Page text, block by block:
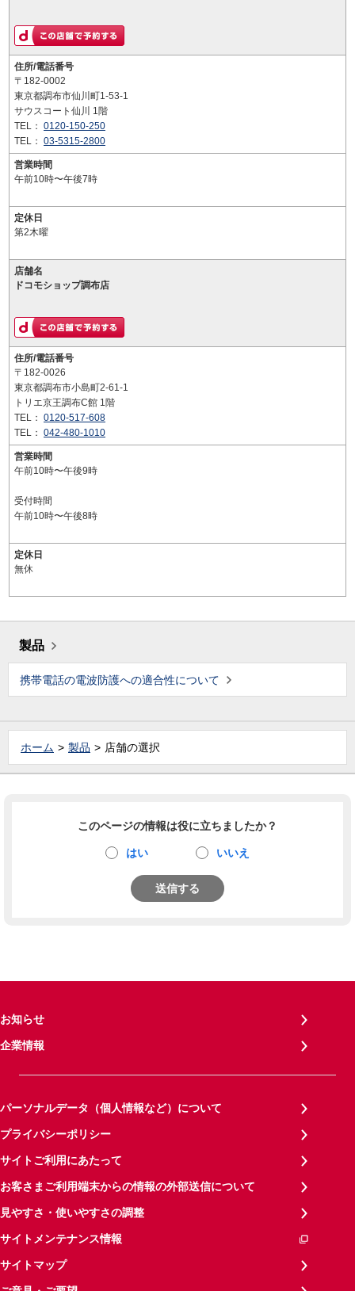
住所/電話番号
〒182-0002
東京都調布市仙川町1-53-1
サウスコート仙川 1階
TEL： 0120-150-250
TEL： 03-5315-2800
営業時間
午前10時〜午後7時
定休日
第2木曜
店舗名
ドコモショップ調布店
住所/電話番号
〒182-0026
東京都調布市小島町2-61-1
トリエ京王調布C館 1階
TEL： 0120-517-608
TEL： 042-480-1010
営業時間
午前10時〜午後9時
受付時間
午前10時〜午後8時
定休日
無休
製品
携帯電話の電波防護への適合性について
ホーム 製品 店舗の選択
このページの情報は役に立ちましたか？
はい いいえ
送信する
お知らせ
企業情報
パーソナルデータ（個人情報など）について
プライバシーポリシー
サイトご利用にあたって
お客さまご利用端末からの情報の外部送信について
見やすさ・使いやすさの調整
サイトメンテナンス情報
サイトマップ